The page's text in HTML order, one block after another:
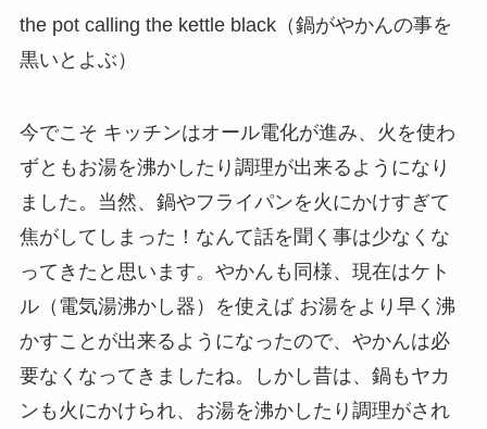
the pot calling the kettle black（鍋がやかんの事を
黒いとよぶ）
今でこそ キッチンはオール電化が進み、火を使わ
ずともお湯を沸かしたり調理が出来るようになり
ました。当然、鍋やフライパンを火にかけすぎて
焦がしてしまった！なんて話を聞く事は少なくな
ってきたと思います。やかんも同様、現在はケト
ル（電気湯沸かし器）を使えば お湯をより早く沸
かすことが出来るようになったので、やかんは必
要なくなってきましたね。しかし昔は、鍋もヤカ
ンも火にかけられ、お湯を沸かしたり調理がされ